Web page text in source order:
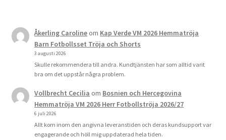
Åkerling Carolineom Kap Verde VM 2026 Hemmatröja
Barn Fotbollsset Tröja och Shorts
3 augusti 2026
Skulle rekommendera till andra. Kundtjänsten har som alltid varit
bra om det uppstår några problem.
Vollbrecht Cecilia om Bosnien och Hercegovina
Hemmatröja VM 2026 Herr Fotbollströja 2026/27
6 juli 2026
Allt kom inom den angivna leveranstiden och deras kundsupport var
engagerande och höll mig uppdaterad hela tiden.